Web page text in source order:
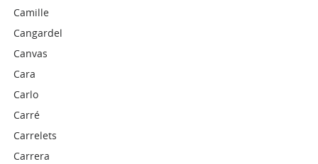
Camille
Cangardel
Canvas
Cara
Carlo
Carré
Carrelets
Carrera